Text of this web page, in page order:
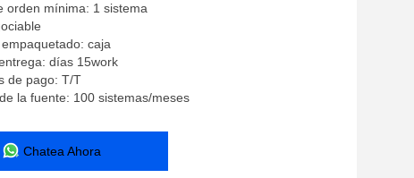
orden mínima: 1 sistema
caja
días 15work
de pago: T/T
la fuente: 100 sistemas/meses
Chatea Ahora